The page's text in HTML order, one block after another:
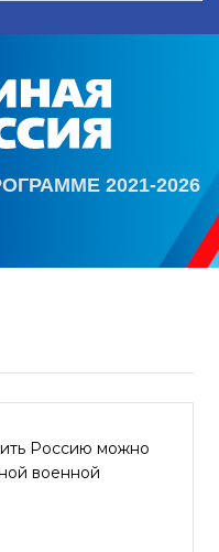
2021-2026
Россию можно
военной